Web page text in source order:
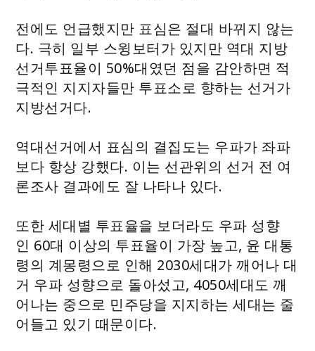
전에도 언급했지만 표심은 절대 바뀌지 않는
다. 극히 일부 스윙보터가 있지만 역대 지방
선거투표율이 50%대였던 점을 감안하면 적
극적인 지지자들만 투표소로 향하는 선거가
지방선거다.
역대선거에서 표심의 결집도는 우파가 좌파
보다 항상 강했다. 이는 선관위의 선거 전 여
론조사 결과에도 잘 나타나 있다.
또한 세대별 투표율을 보더라도 우파 성향
인 60대 이상의 투표율이 가장 높고, 윤 대통
령의 계몽령으로 인해 2030세대가 깨어나 대
거 우파 성향으로 돌아섰고, 4050세대도 깨
어나는 중으로 민주당을 지지하는 세대는 줄
어들고 있기 때문이다.